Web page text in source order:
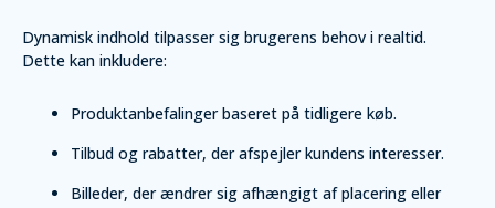
Dynamisk indhold tilpasser sig brugerens behov i realtid.
Dette kan inkludere:
Produktanbefalinger baseret på tidligere køb.
Tilbud og rabatter, der afspejler kundens interesser.
Billeder, der ændrer sig afhængigt af placering eller